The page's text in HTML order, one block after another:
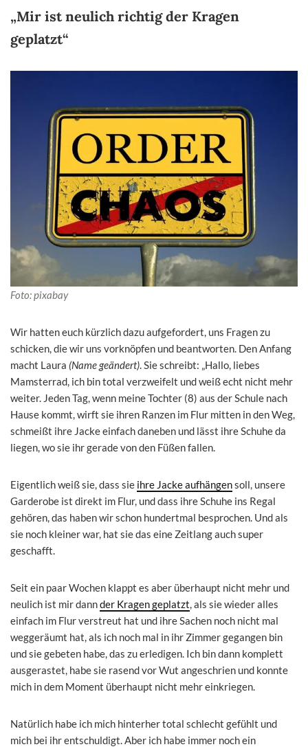
„Mir ist neulich richtig der Kragen
geplatzt“
Foto: pixabay
Wir hatten euch kürzlich dazu aufgefordert, uns Fragen zu
schicken, die wir uns vorknöpfen und beantworten. Den Anfang
macht Laura (Name geändert) . Sie schreibt: „Hallo, liebes
Mamsterrad, ich bin total verzweifelt und weiß echt nicht mehr
weiter. Jeden Tag, wenn meine Tochter (8) aus der Schule nach
Hause kommt, wirft sie ihren Ranzen im Flur mitten in den Weg,
schmeißt ihre Jacke einfach daneben und lässt ihre Schuhe da
liegen, wo sie ihr gerade von den Füßen fallen.
Eigentlich weiß sie, dass sie ihre Jacke aufhängensoll, unsere
Garderobe ist direkt im Flur, und dass ihre Schuhe ins Regal
gehören, das haben wir schon hundertmal besprochen. Und als
sie noch kleiner war, hat sie das eine Zeitlang auch super
geschafft.
Seit ein paar Wochen klappt es aber überhaupt nicht mehr und
neulich ist mir dannder Kragen geplatzt , als sie wieder alles
einfach im Flur verstreut hat und ihre Sachen noch nicht mal
weggeräumt hat, als ich noch mal in ihr Zimmer gegangen bin
und sie gebeten habe, das zu erledigen. Ich bin dann komplett
ausgerastet, habe sie rasend vor Wut angeschrien und konnte
mich in dem Moment überhaupt nicht mehr einkriegen.
Natürlich habe ich mich hinterher total schlecht gefühlt und
mich bei ihr entschuldigt. Aber ich habe immer noch ein